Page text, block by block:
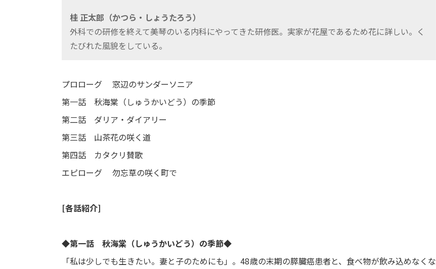
桂 正太郎（かつら・しょうたろう）
外科での研修を終えて美琴のいる内科にやってきた研修医。実家が花屋であるため花に詳しい。く
たびれた風貌をしている。
プロローグ 窓辺のサンダーソニア
第一話 秋海棠（しゅうかいどう）の季節
第二話 ダリア・ダイアリー
第三話 山茶花の咲く道
第四話 カタクリ賛歌
エピローグ 勿忘草の咲く町で
[各話紹介]
◆第一話 秋海棠（しゅうかいどう）の季節◆
「私は少しでも生きたい。妻と子のためにも」。48歳の末期の膵臓癌患者と、食べ物が飲み込めなくな